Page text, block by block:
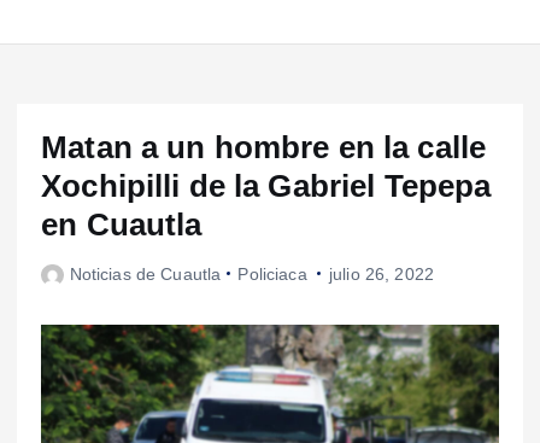
Matan a un hombre en la calle
Xochipilli de la Gabriel Tepepa
en Cuautla
Noticias de Cuautla Policiaca julio 26, 2022